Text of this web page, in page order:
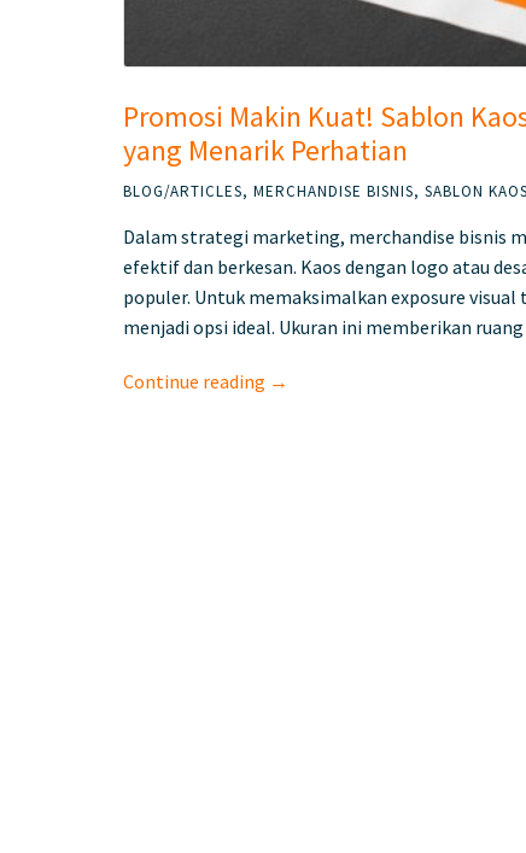
Promosi Makin Kuat! Sablon
yang Menarik Perhatian
BLOG/ARTICLES, MERCHANDISE BISNIS, SABLON KAOS
Dalam strategi marketing, merchandise bisnis
efektif dan berkesan. Kaos dengan logo atau
populer. Untuk memaksimalkan exposure
menjadi opsi ideal. Ukuran ini memberikan
Continue reading →